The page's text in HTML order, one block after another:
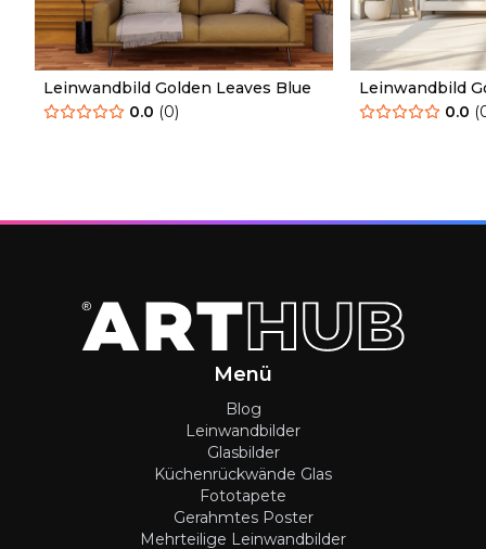
Leinwandbild Golden Leaves Blue
0.0 (0)
Leinwandbild
0.0 (
Menü
Blog
Leinwandbilder
Glasbilder
Küchenrückwände Glas
Fototapete
Gerahmtes Poster
Mehrteilige Leinwandbilder